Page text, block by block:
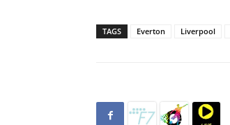
TAGS Everton Liverpool